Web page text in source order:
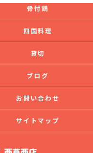
骨付鶏
四国料理
貸切
ブログ
お問い合わせ
サイトマップ